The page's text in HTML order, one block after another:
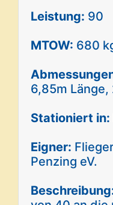
Leistung: 90
MTOW: 680
6,85m Länge,
Stationiert in:
Eigner:
Penzing eV.